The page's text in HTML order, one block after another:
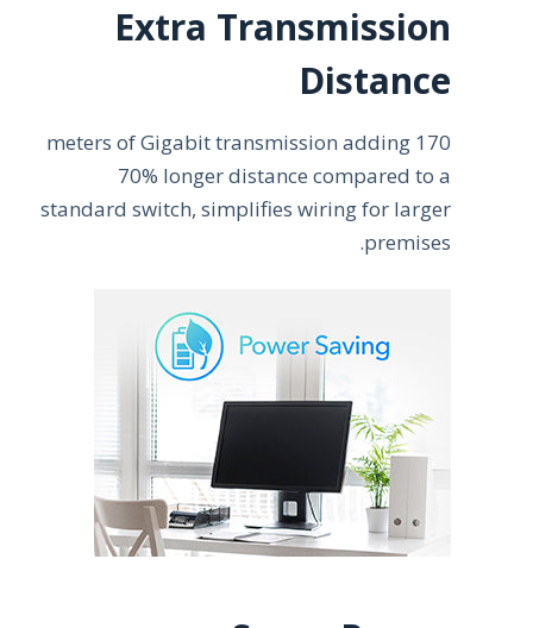
Extra Transmission
Distance
170 meters of Gigabit transmission adding
70% longer distance compared to a
standard switch, simplifies wiring for larger
premises.